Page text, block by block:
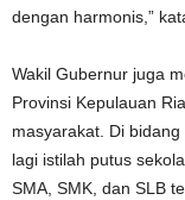
dengan harmonis,”
Wakil Gubernur juga
Provinsi Kepulauan
masyarakat. Di
lagi istilah putus
SMA, SMK, dan SLB